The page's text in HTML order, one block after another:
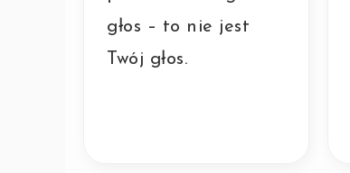
głos – to nie jest
Twój głos.